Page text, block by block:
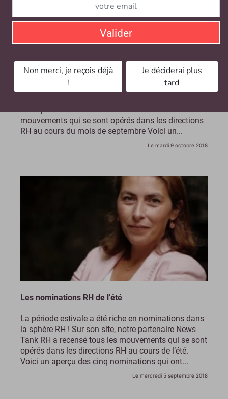
Les nominations RH de septembre 2018
L’écosystème RH a connu beaucoup de
notre partenaire News Tank RH a recensé tous les
mouvements qui se sont opérés dans les directions
RH au cours du mois de septembre Voici un...
Le mardi 9 octobre 2018
Les nominations RH de l’été
La période estivale a été riche en nominations dans
la sphère RH ! Sur son site, notre partenaire News
Tank RH a recensé tous les mouvements qui se sont
opérés dans les directions RH au cours de l’été.
Voici un aperçu des cinq nominations qui ont...
Le mercredi 5 septembre 2018
Valider
Non merci, je reçois déjà
!
Je déciderai plus
tard